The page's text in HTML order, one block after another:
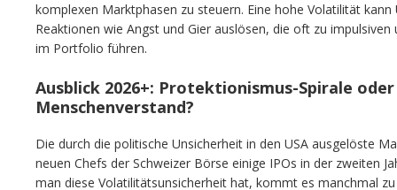
komplexen Marktphasen zu steuern. Eine hohe Volatilität
Reaktionen wie Angst und Gier auslösen, die oft zu
im Portfolio führen.
Ausblick 2026+: Protektionismus-Spirale
Menschenverstand?
Die durch die politische Unsicherheit in den USA ausgelöste
neuen Chefs der Schweizer Börse einige IPOs in der zweiten
man diese Volatilitätsunsicherheit hat, kommt es manchmal